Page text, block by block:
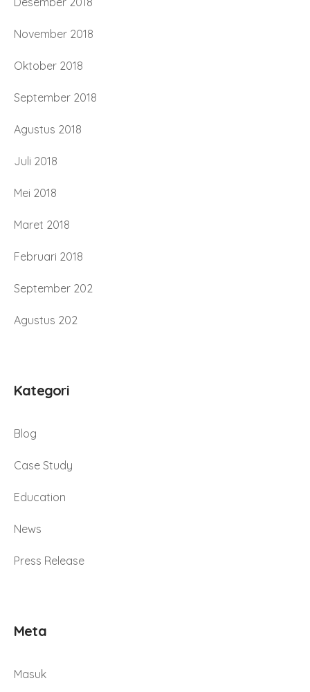
November 2018
Oktober 2018
September 2018
Agustus 2018
Juli 2018
Mei 2018
Maret 2018
Februari 2018
September 202
Agustus 202
Kategori
Blog
Case Study
Education
News
Press Release
Meta
Masuk